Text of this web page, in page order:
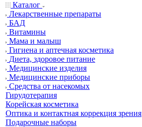
Каталог
Лекарственные препараты
БАД
Витамины
Мама и малыш
Гигиена и аптечная косметика
Диета, здоровое питание
Медицинские изделия
Медицинские приборы
Средства от насекомых
Гирудотерапия
Корейская косметика
Оптика и контактная коррекция зрения
Подарочные наборы